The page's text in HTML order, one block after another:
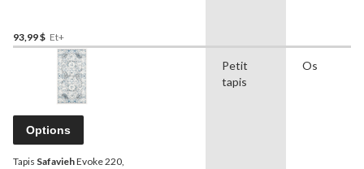
93,99 $ Et+
Options
Tapis SafaviehEvoke 220,
Petit
tapis
Os